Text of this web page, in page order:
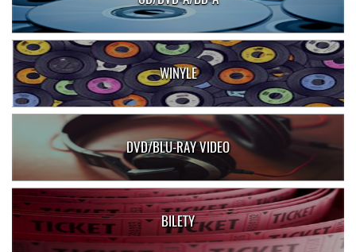
WINYLE
DVD/BLU-RAY VIDEO
BILETY